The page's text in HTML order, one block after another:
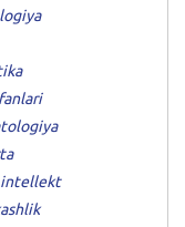
intellekt